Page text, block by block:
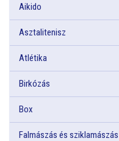
Aikido
Asztalitenisz
Atlétika
Birkózás
Box
Falmászás és sziklamászás